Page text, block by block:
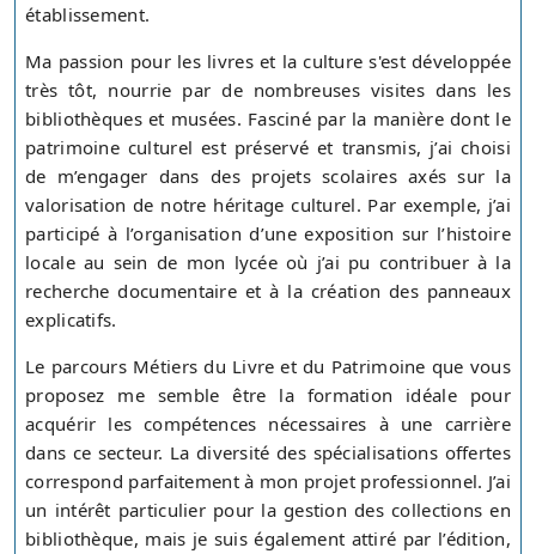
établissement.
Ma passion pour les livres et la culture s'est développée
très tôt, nourrie par de nombreuses visites dans les
bibliothèques et musées. Fasciné par la manière dont le
patrimoine culturel est préservé et transmis, j’ai choisi
de m’engager dans des projets scolaires axés sur la
valorisation de notre héritage culturel. Par exemple, j’ai
participé à l’organisation d’une exposition sur l’histoire
locale au sein de mon lycée où j’ai pu contribuer à la
recherche documentaire et à la création des panneaux
explicatifs.
Le parcours Métiers du Livre et du Patrimoine que vous
proposez me semble être la formation idéale pour
acquérir les compétences nécessaires à une carrière
dans ce secteur. La diversité des spécialisations offertes
correspond parfaitement à mon projet professionnel. J’ai
un intérêt particulier pour la gestion des collections en
bibliothèque, mais je suis également attiré par l’édition,